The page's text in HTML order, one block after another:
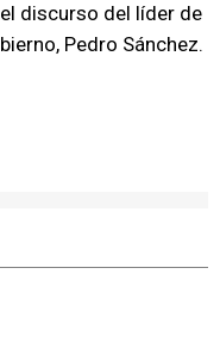
discurso del líder de
Pedro Sánchez.